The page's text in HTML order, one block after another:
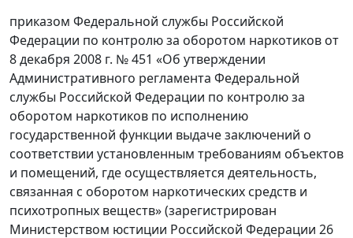
приказом Федеральной службы Российской
Федерации по контролю за оборотом наркотиков от
8 декабря 2008 г. № 451 «Об утверждении
Административного регламента Федеральной
службы Российской Федерации по контролю за
оборотом наркотиков по исполнению
государственной функции выдаче заключений о
соответствии установленным требованиям объектов
и помещений, где осуществляется деятельность,
связанная с оборотом наркотических средств и
психотропных веществ» (зарегистрирован
Министерством юстиции Российской Федерации 26